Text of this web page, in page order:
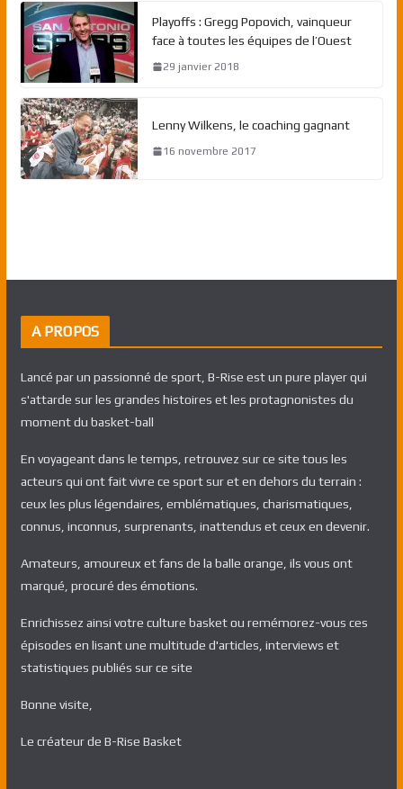
Playoffs : Gregg Popovich, vainqueur
face à toutes les équipes de l’Ouest
29 janvier 2018
Lenny Wilkens, le coaching gagnant
16 novembre 2017
A PROPOS
Lancé par un passionné de sport, B-Rise est un pure player qui
s'attarde sur les grandes histoires et les protagnonistes du
moment du basket-ball
En voyageant dans le temps, retrouvez sur ce site tous les
acteurs qui ont fait vivre ce sport sur et en dehors du terrain :
ceux les plus légendaires, emblématiques, charismatiques,
connus, inconnus, surprenants, inattendus et ceux en devenir.
Amateurs, amoureux et fans de la balle orange, ils vous ont
marqué, procuré des émotions.
Enrichissez ainsi votre culture basket ou remémorez-vous ces
épisodes en lisant une multitude d'articles, interviews et
statistiques publiés sur ce site
Bonne visite,
Le créateur de B-Rise Basket